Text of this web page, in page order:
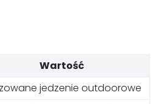
Wartość
jedzenie outdoorowe